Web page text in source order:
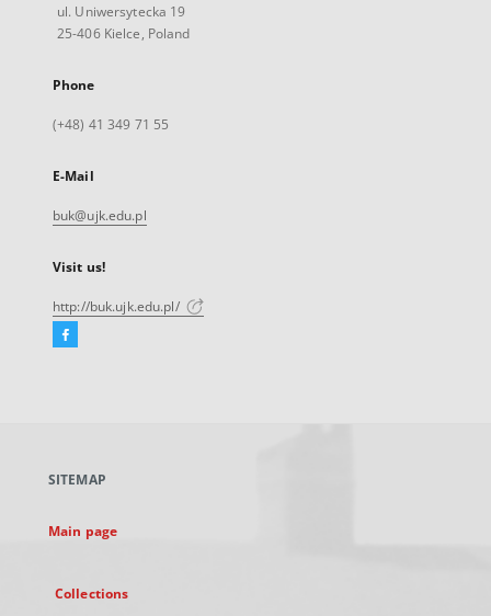
ul. Uniwersytecka 19
25-406 Kielce, Poland
Phone
(+48) 41 349 71 55
E-Mail
buk@ujk.edu.pl
Visit us!
http://buk.ujk.edu.pl/
Facebook
new
SITEMAP
Main page
Collections